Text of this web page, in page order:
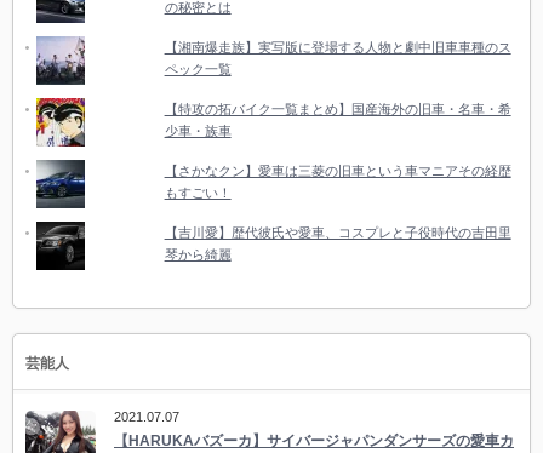
の秘密とは
【湘南爆走族】実写版に登場する人物と劇中旧車車種のス
ペック一覧
【特攻の拓バイク一覧まとめ】国産海外の旧車・名車・希
少車・族車
【さかなクン】愛車は三菱の旧車という車マニアその経歴
もすごい！
【吉川愛】歴代彼氏や愛車、コスプレと子役時代の吉田里
琴から綺麗
芸能人
2021.07.07
【HARUKAバズーカ】サイバージャパンダンサーズの愛車カ